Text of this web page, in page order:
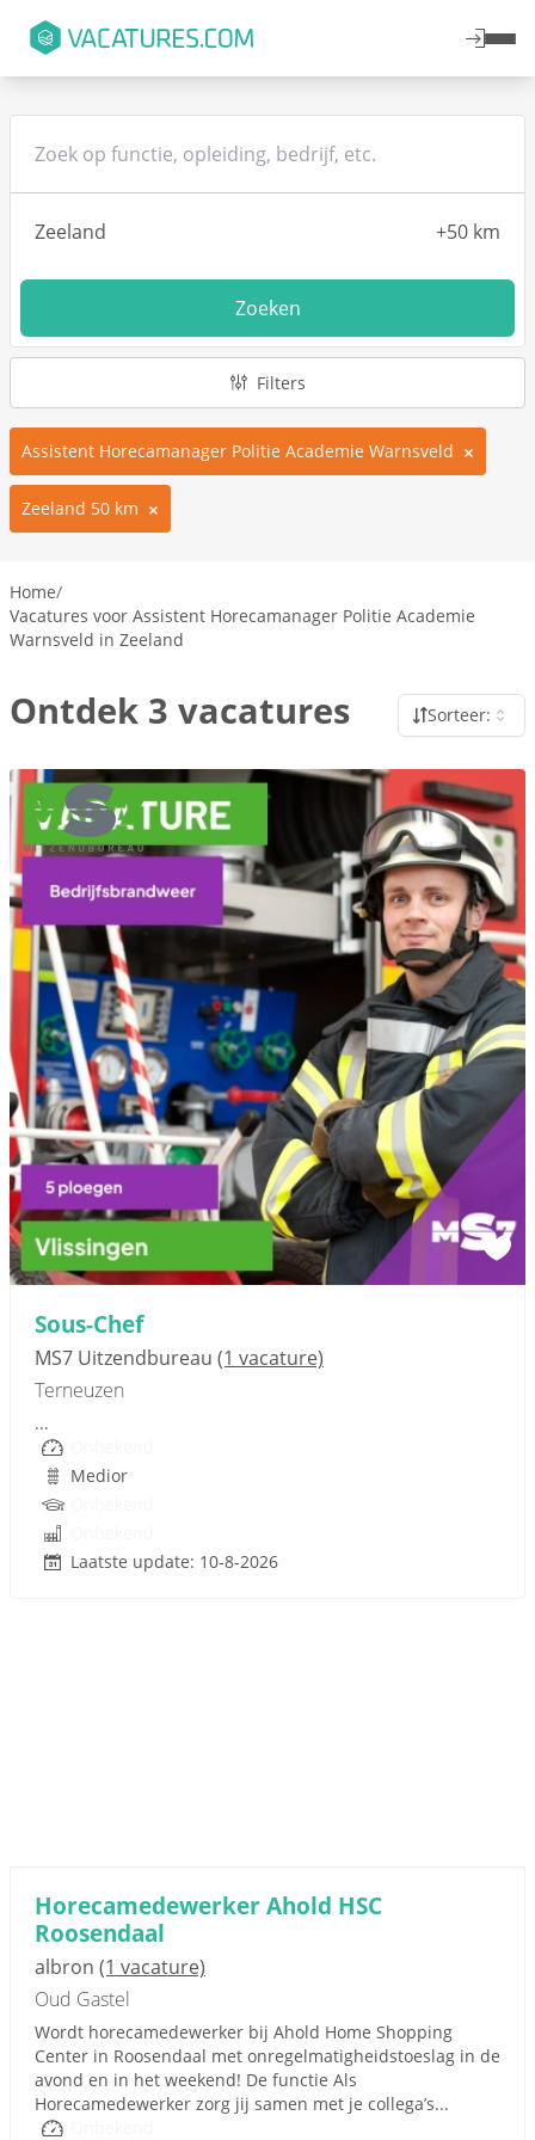
Zoeken
Filters
Assistent Horecamanager Politie Academie Warnsveld
Zeeland 50 km
Home/
Vacatures voor Assistent Horecamanager Politie Academie
Warnsveld in Zeeland
Ontdek 3 vacatures Sorteer:
Sous-Chef
MS7 Uitzendbureau (1 vacature)
Terneuzen
Sponsored link
...
Medior
Laatste update: 10-8-2026
Horecamedewerker Ahold HSC
Roosendaal
albron (1 vacature)
Oud Gastel
Wordt horecamedewerker bij Ahold Home Shopping
Center in Roosendaal met onregelmatigheidstoeslag in de
avond en in het weekend! De functie Als
Horecamedewerker zorg jij samen met je collega’s...